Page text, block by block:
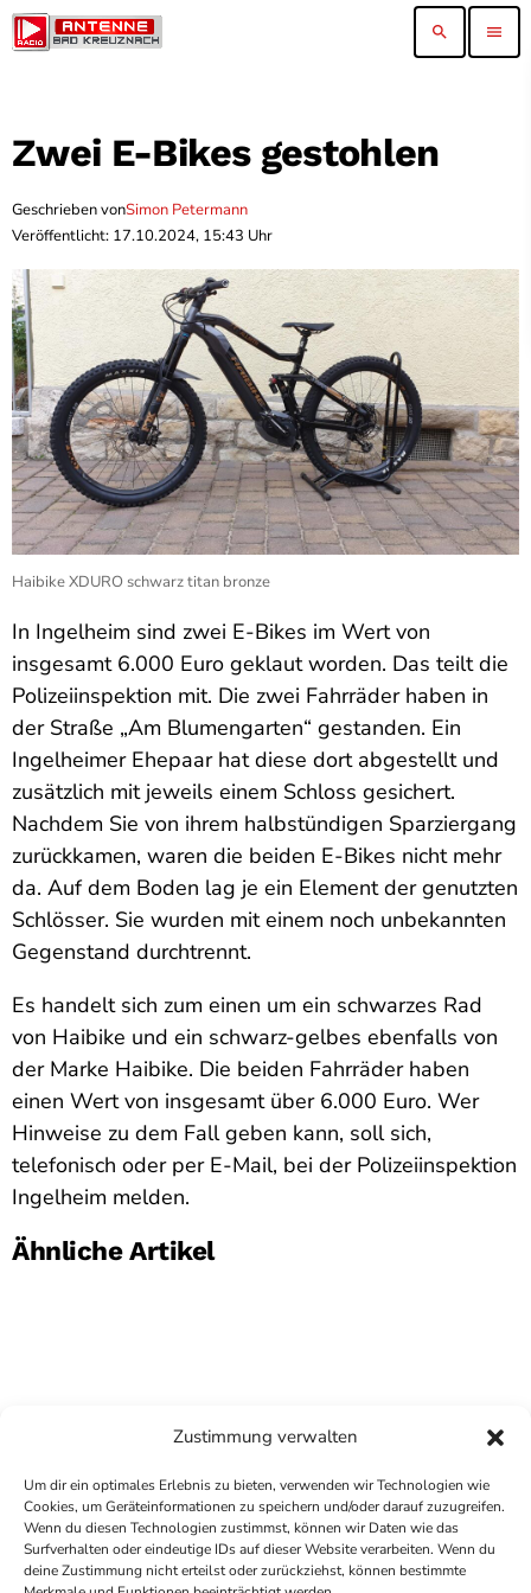
Zustimmung verwalten
Um dir ein optimales Erlebnis zu bieten, verwenden wir Technologien wie
Cookies, um Geräteinformationen zu speichern und/oder darauf zuzugreifen.
Wenn du diesen Technologien zustimmst, können wir Daten wie das
Surfverhalten oder eindeutige IDs auf dieser Website verarbeiten. Wenn du
deine Zustimmung nicht erteilst oder zurückziehst, können bestimmte
search menu
Zwei E-Bikes gestohlen
Geschrieben vonSimon Petermann
Veröffentlicht: 17.10.2024, 15:43 Uhr
Haibike XDURO schwarz titan bronze
In Ingelheim sind zwei E-Bikes im Wert von
insgesamt 6.000 Euro geklaut worden. Das teilt die
Polizeiinspektion mit. Die zwei Fahrräder haben in
der Straße „Am Blumengarten“ gestanden. Ein
Ingelheimer Ehepaar hat diese dort abgestellt und
zusätzlich mit jeweils einem Schloss gesichert.
Nachdem Sie von ihrem halbstündigen Sparziergang
zurückkamen, waren die beiden E-Bikes nicht mehr
da. Auf dem Boden lag je ein Element der genutzten
Schlösser. Sie wurden mit einem noch unbekannten
Gegenstand durchtrennt.
Es handelt sich zum einen um ein schwarzes Rad
von Haibike und ein schwarz-gelbes ebenfalls von
der Marke Haibike. Die beiden Fahrräder haben
einen Wert von insgesamt über 6.000 Euro. Wer
Hinweise zu dem Fall geben kann, soll sich,
telefonisch oder per E-Mail, bei der Polizeiinspektion
Ingelheim melden.
Ähnliche Artikel